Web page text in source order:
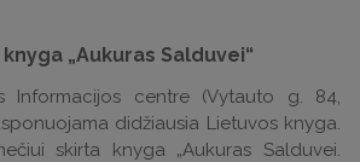
„Aukuras Salduvei“
Informacijos centre (Vytauto g. 84,
didžiausia Lietuvos knyga.
skirta knyga „Aukuras Salduvei.